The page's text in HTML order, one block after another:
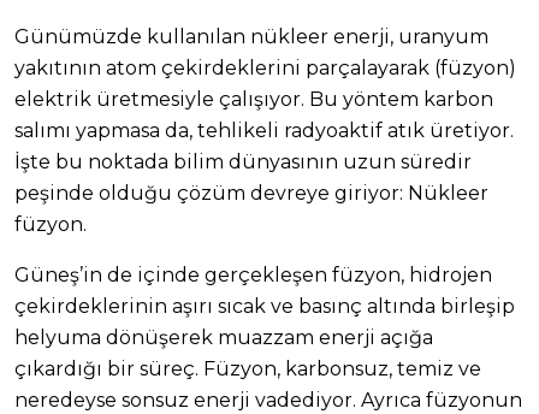
Günümüzde kullanılan nükleer enerji, uranyum
yakıtının atom çekirdeklerini parçalayarak (füzyon)
elektrik üretmesiyle çalışıyor. Bu yöntem karbon
salımı yapmasa da, tehlikeli radyoaktif atık üretiyor.
İşte bu noktada bilim dünyasının uzun süredir
peşinde olduğu çözüm devreye giriyor: Nükleer
füzyon.
Güneş’in de içinde gerçekleşen füzyon, hidrojen
çekirdeklerinin aşırı sıcak ve basınç altında birleşip
helyuma dönüşerek muazzam enerji açığa
çıkardığı bir süreç. Füzyon, karbonsuz, temiz ve
neredeyse sonsuz enerji vadediyor. Ayrıca füzyonun